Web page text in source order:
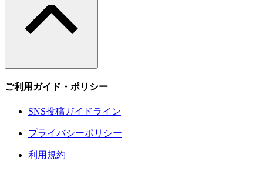
ご利用ガイド・ポリシー
SNS投稿ガイドライン
プライバシーポリシー
利用規約